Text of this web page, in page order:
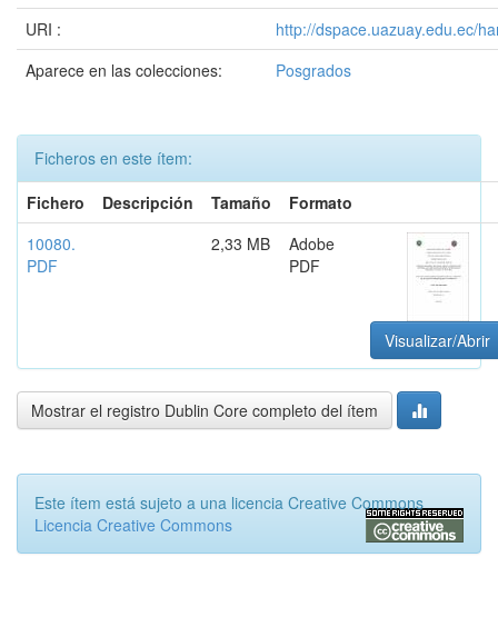
URI :
http://dspace.uazuay.edu.ec/
Aparece en las colecciones:
Posgrados
Ficheros en este ítem:
Fichero
Descripción Tamaño
Formato
10080.
PDF
2,33 MB
Adobe
PDF
Visualizar/Abrir
Mostrar el registro Dublin Core completo del ítem
Este ítem está sujeto a una licencia Creative Commons
Licencia Creative Commons